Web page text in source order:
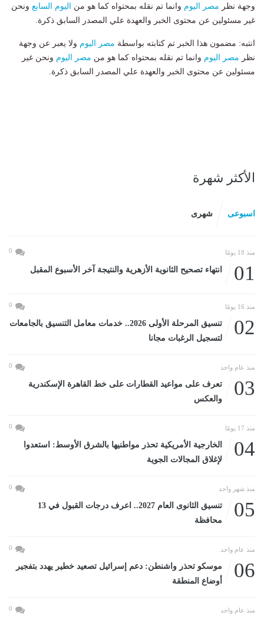
وجهة نظر مصر اليوم وانما تم نقله بمحتواه كما هو من اليوم السابع ونحن
غير مسئولين عن محتوى الخبر والعهدة علي المصدر السابق ذكرة.
انتبه: مضمون هذا الخبر تم كتابته بواسطة مصر اليوم ولا يعبر عن وجهة
نظر مصر اليوم وانما تم نقله بمحتواه كما هو من مصر اليوم ونحن غير
مسئولين عن محتوى الخبر والعهدة علي المصدر السابق ذكرة.
الأكثر شهرة
اسبوعى شهرى
منذ 18 يومًا 0
01 انتهاء تصحيح الثانوية الأزهرية والنتيجة آخر الأسبوع المقبل
منذ 16 يومًا 0
02
تنسيق المرحلة الأولى 2026.. خدمات معامل التنسيق بالجامعات
لتسجيل الرغبات مجانا
منذ عام واحد 0
03
تعرف على مواعيد القطارات على خط القاهرة الإسكندرية
والعكس
منذ 17 يومًا 0
04
الخارجية الأمريكية تحذر مواطنيها بالشرق الأوسط: استعدوا
لإغلاق المجالات الجوية
منذ شهر واحد 0
05
تنسيق الثانوى العام 2027.. اعرف درجات القبول في 13
محافظة
منذ عام واحد 0
06
موسكو تحذر واشنطن: دعم إسرائيل تصعيد خطير يهدد بتفجير
أوضاع المنطقة
منذ عام واحد 0